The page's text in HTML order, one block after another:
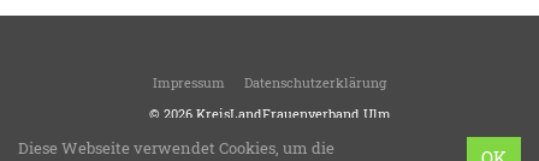
Impressum
Datenschutzerklärung
© 2026 KreisLandFrauenverband Ulm
Diese Webseite verwendet Cookies, um die